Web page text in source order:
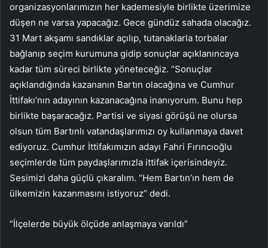
organizasyonlarımızın her kademesiyle birlikte üzerimize
düşen ne varsa yapacağız. Gece gündüz sahada olacağız.
31 Mart akşamı sandıklar açılıp, tutanaklarla torbalar
bağlanıp seçim kurumuna gidip sonuçlar açıklanıncaya
kadar tüm süreci birlikte yöneteceğiz. “Sonuçlar
açıklandığında kazananın Bartın olacağına ve Cumhur
İttifakı’nın adayının kazanacağına inanıyorum. Bunu hep
birlikte başaracağız. Partisi ve siyasi görüşü ne olursa
olsun tüm Bartınlı vatandaşlarımızı oy kullanmaya davet
ediyoruz. Cumhur İttifakımızın adayı Fahri Fırıncıoğlu
seçimlerde tüm paydaşlarımızla ittifak içerisindeyiz.
Sesimizi daha güçlü çıkaralım. “Hem Bartın’ın hem de
ülkemizin kazanmasını istiyoruz” dedi.
“İlçelerde büyük ölçüde anlaşmaya varıldı”